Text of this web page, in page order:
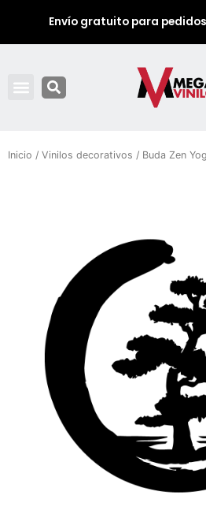
Envío gratuito para
Inicio / Vinilos decorativos / Buda Zen